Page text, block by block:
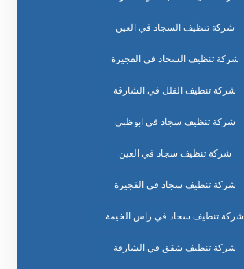
شركة تنظيف السجاد في العين
شركة تنظيف السجاد في الفجيرة
شركة تنظيف الفلل في الشارقة
شركة تنظيف سجاد في ابوظبي
شركة تنظيف سجاد في العين
شركة تنظيف سجاد في الفجيرة
شركة تنظيف سجاد في راس الخيمة
شركة تنظيف شقق في الشارقة